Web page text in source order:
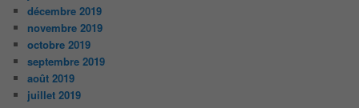
décembre 2019
novembre 2019
octobre 2019
septembre 2019
août 2019
juillet 2019